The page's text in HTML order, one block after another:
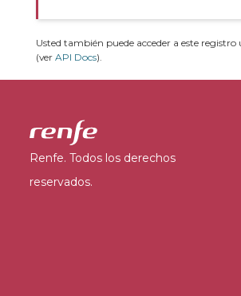
Usted también puede acceder a este
(ver API Docs).
Renfe. Todos los derechos
reservados.